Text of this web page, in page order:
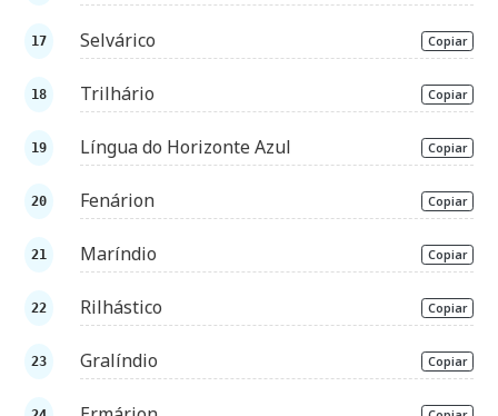
Selvárico Copiar
Trilhário Copiar
Língua do Horizonte Azul Copiar
Fenárion Copiar
Maríndio Copiar
Rilhástico Copiar
Gralíndio Copiar